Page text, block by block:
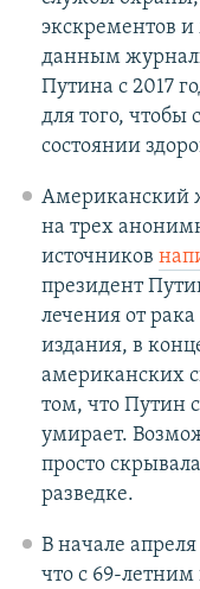
экскрементов
данным
Путина с 2017
для того,
состоянии
Американский
на трех
источников
президент
лечения от
издания, в
американских
том, что Путин
умирает.
просто
разведке.
В начале апреля
что с 69-